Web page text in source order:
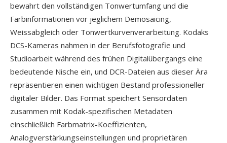
bewahrt den vollständigen Tonwertumfang und die
Farbinformationen vor jeglichem Demosaicing,
Weissabgleich oder Tonwertkurvenverarbeitung. Kodaks
DCS-Kameras nahmen in der Berufsfotografie und
Studioarbeit während des frühen Digitalübergangs eine
bedeutende Nische ein, und DCR-Dateien aus dieser Ära
repräsentieren einen wichtigen Bestand professioneller
digitaler Bilder. Das Format speichert Sensordaten
zusammen mit Kodak-spezifischen Metadaten
einschließlich Farbmatrix-Koeffizienten,
Analogverstärkungseinstellungen und proprietären